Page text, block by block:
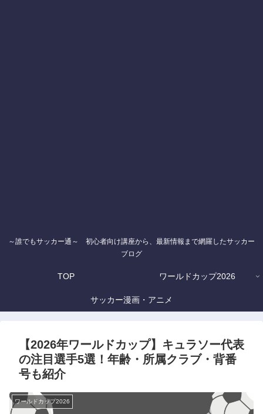
～誰でもサッカー通～ 初心者向け講座から、最新情報まで網羅したサッカー
ブログ
TOP ワールドカップ2026
サッカー漫画・アニメ
【2026年ワールドカップ】キュラソー代表
の注目選手5選！年齢・所属クラブ・背番
号も紹介
ワールドカップ2026